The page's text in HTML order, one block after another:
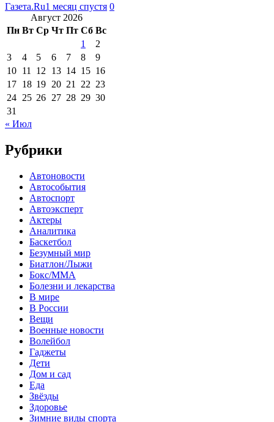
Газета.Ru1 месяц спустя 0
Август 2026
Пн Вт Ср Чт Пт Сб Вс
1
2
3
4 5 6 7 8
9
10 11 12 13 14 15 16
17 18 19 20 21 22 23
24 25 26 27 28 29 30
31
« Июл
Рубрики
Автоновости
Автособытия
Автоспорт
Автоэксперт
Актеры
Аналитика
Баскетбол
Безумный мир
Биатлон/Лыжи
Бокс/MMA
Болезни и лекарства
В мире
В России
Вещи
Военные новости
Волейбол
Гаджеты
Дети
Дом и сад
Еда
Звёзды
Здоровье
Зимние виды спорта